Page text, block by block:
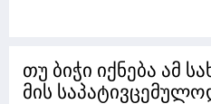
თუ ბიჭი იქნება ამ
მის